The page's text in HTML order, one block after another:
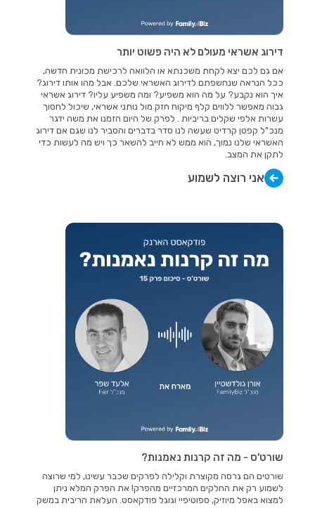
דירוג אשראי מעולם לא היה פשוט יותר
אם גם לכם יצא לקחת משכנתא או הלוואה לרכישת מכונית חדשה,
ככל הנראה שנחשפתם לדירוג האשראי שלכם. אבל מהו אותו דירוג?
איך הוא נקבע? על מה הוא משפיע? ומה משפיע עליו? דירוג אשראי
גבוה מאפשר ללווים קלף מיקוח חזק מול נותני אשראי, שיכול לחסוך
עשרות אלפי שקלים בריביות . לפרק של היום הזמנו את משה ידגר
מנכ"ל קפטן קרדיט שעשה לנו סדר בדברים והסביר לנו שגם אם דירוג
האשראי שלנו נמוך, הוא ממש לא חייב להשאר כך ויש מה לעשות כדי
לתקן את המצב.
אני רוצה לשמוע
שורט'ס - מה זה קרנות נאמנות?
שורטים הם גרסה מקוצרת וקלילה לפרקים שכבר עשינו, למי שרוצה
לשמוע רק את החלקים המרכזיים מהפרק! את הפרק המלא ניתן
למצוא באפל מיוזיק, ספוטיפיי וגוגל פודקאסט. העלאת הריבית במשק